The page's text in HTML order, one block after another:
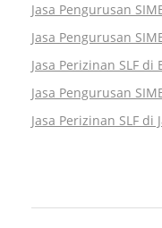
Jasa Pengurusan
Jasa Pengurusan
Jasa Perizinan SLF di
Jasa Pengurusan
Jasa Perizinan SLF di